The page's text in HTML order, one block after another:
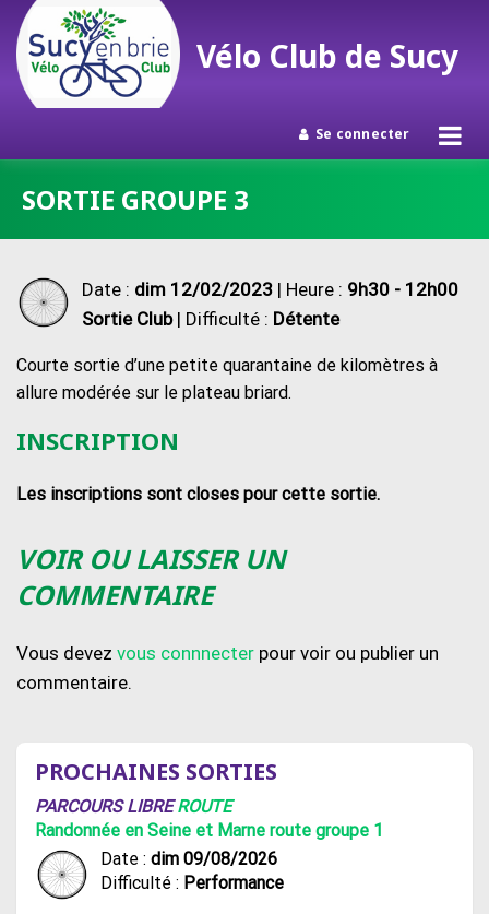
contenu
Vélo Club de Sucy
Se connecter
SORTIE GROUPE 3
Date : dim 12/02/2023 | Heure : 9h30 - 12h00
Sortie Club| Difficulté : Détente
Courte sortie d’une petite quarantaine de kilomètres à
allure modérée sur le plateau briard.
INSCRIPTION
Les inscriptions sont closes pour cette sortie.
VOIR OU LAISSER UN
COMMENTAIRE
Vous devez vous connnecter pour voir ou publier un
commentaire.
PROCHAINES SORTIES
PARCOURS LIBREROUTE
Randonnée en Seine et Marne route groupe 1
Date : dim 09/08/2026
Difficulté : Performance